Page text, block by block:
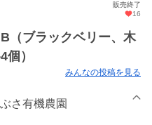
販売終了
16
（ブラックベリー、木
）
みんなの投稿を見る
さ有機農園